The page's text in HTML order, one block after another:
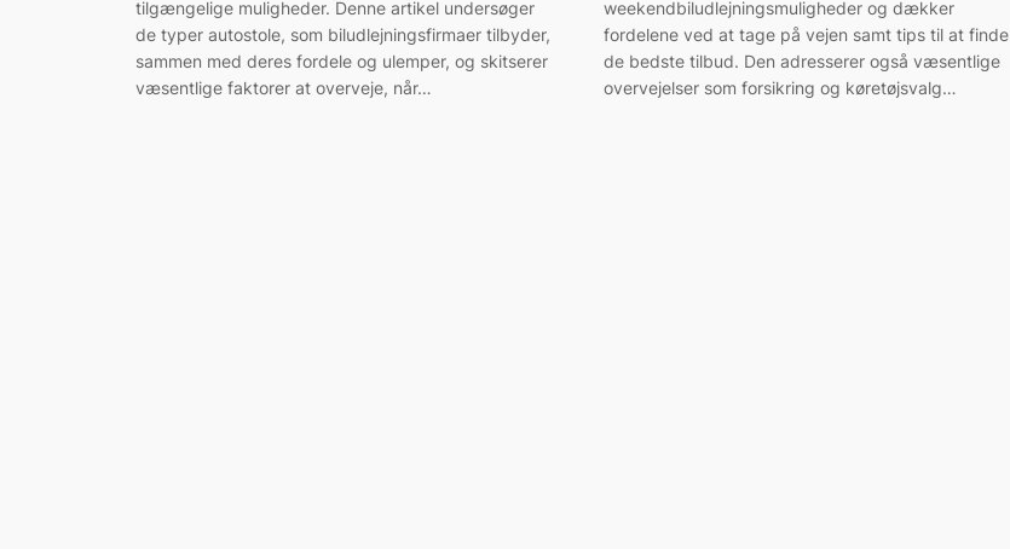
tilgængelige muligheder. Denne artikel undersøger
de typer autostole, som biludlejningsfirmaer tilbyder,
sammen med deres fordele og ulemper, og skitserer
væsentlige faktorer at overveje, når…
weekendbiludlejningsmuligheder og dækker
fordelene ved at tage på vejen samt tips til at finde
de bedste tilbud. Den adresserer også væsentlige
overvejelser som forsikring og køretøjsvalg…